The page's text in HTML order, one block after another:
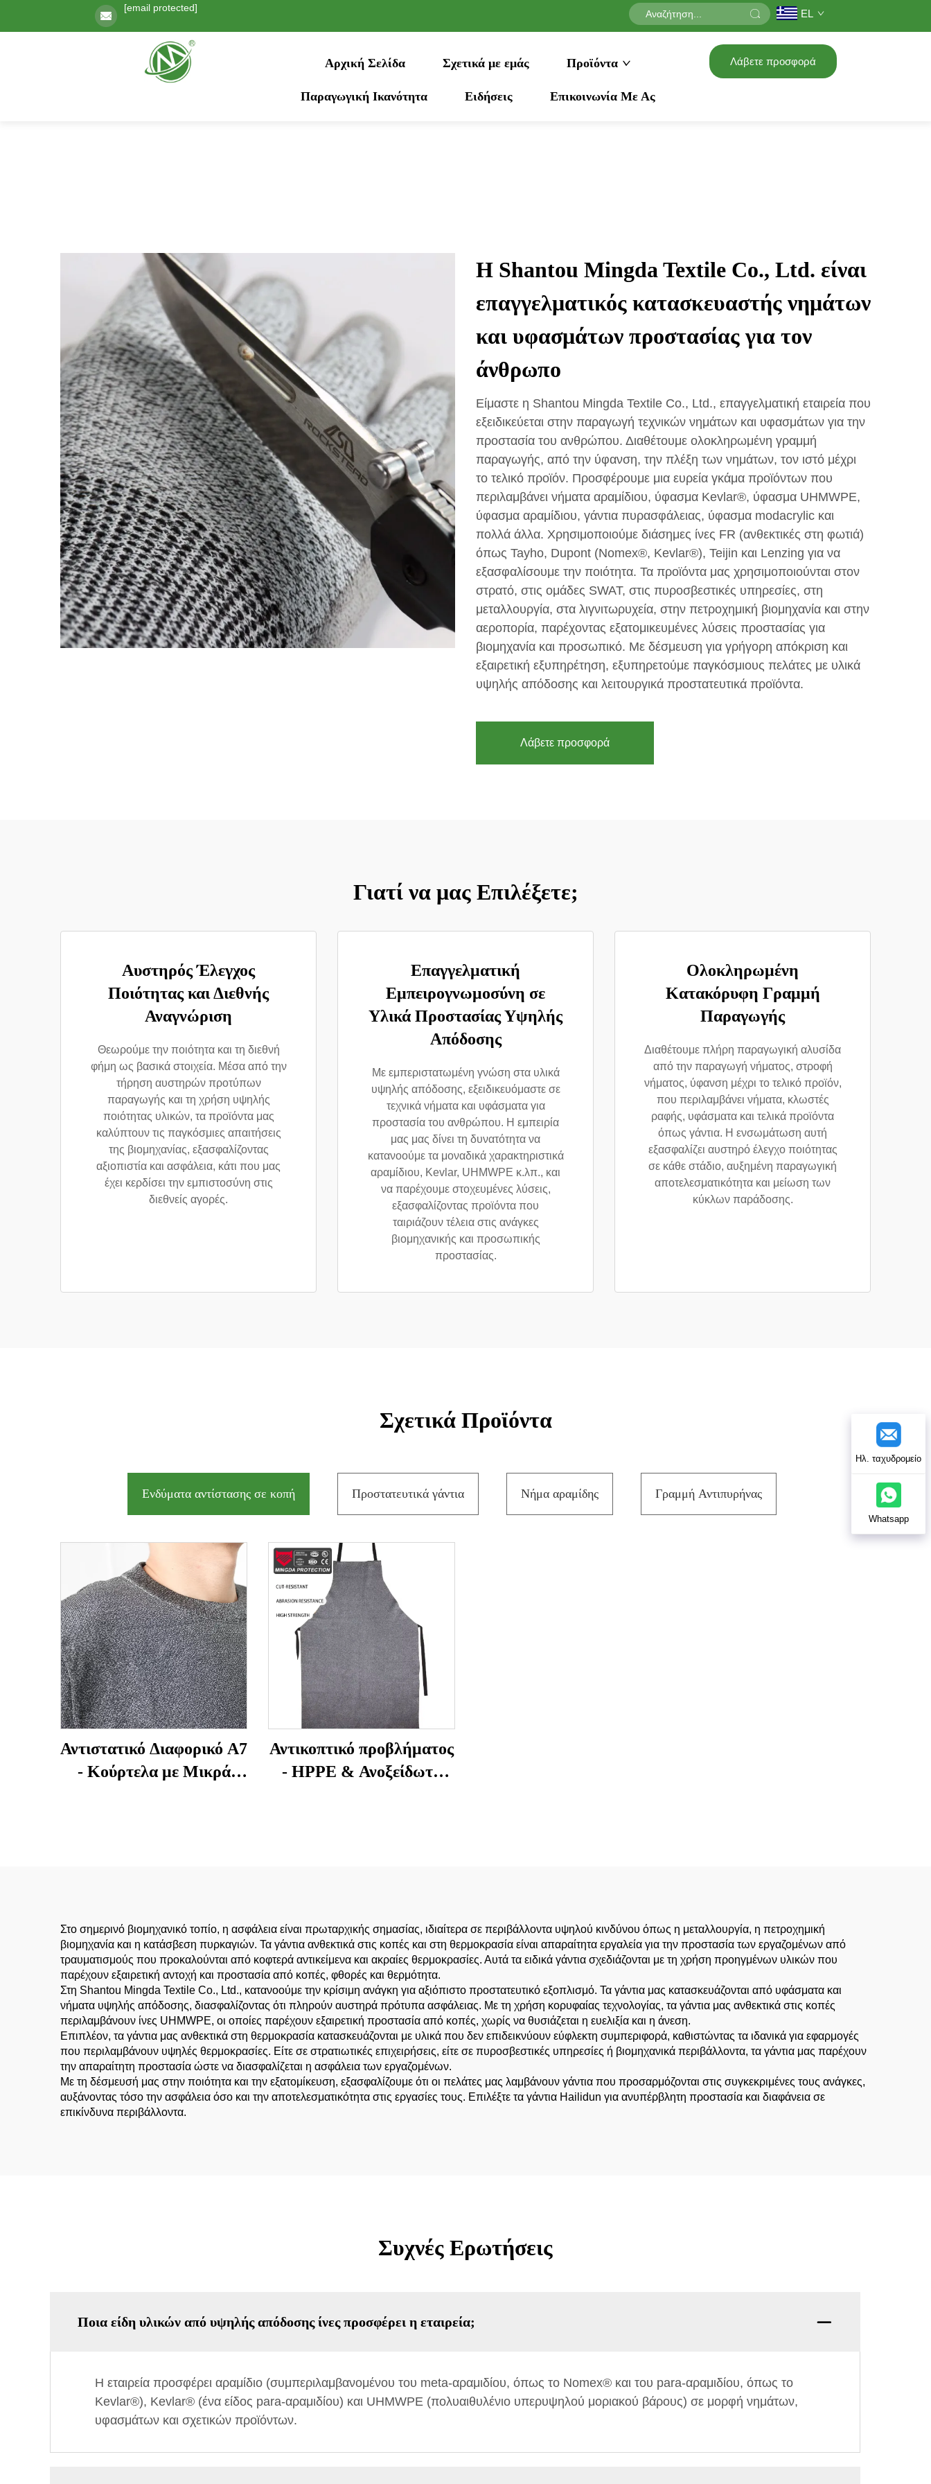
[email protected] EL
Αρχική Σελίδα Σχετικά με εμάς Προϊόντα
Παραγωγική Ικανότητα Ειδήσεις Επικοινωνία Με Ας
Λάβετε προσφορά
Η Shantou Mingda Textile Co., Ltd. είναι
επαγγελματικός κατασκευαστής νημάτων
και υφασμάτων προστασίας για τον
άνθρωπο
Είμαστε η Shantou Mingda Textile Co., Ltd., επαγγελματική εταιρεία που
εξειδικεύεται στην παραγωγή τεχνικών νημάτων και υφασμάτων για την
προστασία του ανθρώπου. Διαθέτουμε ολοκληρωμένη γραμμή
παραγωγής, από την ύφανση, την πλέξη των νημάτων, τον ιστό μέχρι
το τελικό προϊόν. Προσφέρουμε μια ευρεία γκάμα προϊόντων που
περιλαμβάνει νήματα αραμίδιου, ύφασμα Kevlar®, ύφασμα UHMWPE,
ύφασμα αραμίδιου, γάντια πυρασφάλειας, ύφασμα modacrylic και
πολλά άλλα. Χρησιμοποιούμε διάσημες ίνες FR (ανθεκτικές στη φωτιά)
όπως Tayho, Dupont (Nomex®, Kevlar®), Teijin και Lenzing για να
εξασφαλίσουμε την ποιότητα. Τα προϊόντα μας χρησιμοποιούνται στον
στρατό, στις ομάδες SWAT, στις πυροσβεστικές υπηρεσίες, στη
μεταλλουργία, στα λιγνιτωρυχεία, στην πετροχημική βιομηχανία και στην
αεροπορία, παρέχοντας εξατομικευμένες λύσεις προστασίας για
βιομηχανία και προσωπικό. Με δέσμευση για γρήγορη απόκριση και
εξαιρετική εξυπηρέτηση, εξυπηρετούμε παγκόσμιους πελάτες με υλικά
υψηλής απόδοσης και λειτουργικά προστατευτικά προϊόντα.
Λάβετε προσφορά
Γιατί να μας Επιλέξετε;
Αυστηρός Έλεγχος
Ποιότητας και Διεθνής
Αναγνώριση
Θεωρούμε την ποιότητα και τη διεθνή
φήμη ως βασικά στοιχεία. Μέσα από την
τήρηση αυστηρών προτύπων
παραγωγής και τη χρήση υψηλής
ποιότητας υλικών, τα προϊόντα μας
καλύπτουν τις παγκόσμιες απαιτήσεις
της βιομηχανίας, εξασφαλίζοντας
αξιοπιστία και ασφάλεια, κάτι που μας
έχει κερδίσει την εμπιστοσύνη στις
διεθνείς αγορές.
Επαγγελματική
Εμπειρογνωμοσύνη σε
Υλικά Προστασίας Υψηλής
Απόδοσης
Με εμπεριστατωμένη γνώση στα υλικά
υψηλής απόδοσης, εξειδικευόμαστε σε
τεχνικά νήματα και υφάσματα για
προστασία του ανθρώπου. Η εμπειρία
μας μας δίνει τη δυνατότητα να
κατανοούμε τα μοναδικά χαρακτηριστικά
αραμίδιου, Kevlar, UHMWPE κ.λπ., και
να παρέχουμε στοχευμένες λύσεις,
εξασφαλίζοντας προϊόντα που
ταιριάζουν τέλεια στις ανάγκες
βιομηχανικής και προσωπικής
προστασίας.
Ολοκληρωμένη
Κατακόρυφη Γραμμή
Παραγωγής
Διαθέτουμε πλήρη παραγωγική αλυσίδα
από την παραγωγή νήματος, στροφή
νήματος, ύφανση μέχρι το τελικό προϊόν,
που περιλαμβάνει νήματα, κλωστές
ραφής, υφάσματα και τελικά προϊόντα
όπως γάντια. Η ενσωμάτωση αυτή
εξασφαλίζει αυστηρό έλεγχο ποιότητας
σε κάθε στάδιο, αυξημένη παραγωγική
αποτελεσματικότητα και μείωση των
κύκλων παράδοσης.
Σχετικά Προϊόντα
Ενδύματα αντίστασης σε κοπή Προστατευτικά γάντια Νήμα αραμίδης Γραμμή Αντιπυρήνας
Αντιστατικό Διαφορικό Α7
- Κούρτελα με Μικρά
Αντικοπτικό προβλήματος
- HPPE & Ανοξείδωτο
Στο σημερινό βιομηχανικό τοπίο, η ασφάλεια είναι πρωταρχικής σημασίας, ιδιαίτερα σε περιβάλλοντα υψηλού κινδύνου όπως η μεταλλουργία, η πετροχημική
βιομηχανία και η κατάσβεση πυρκαγιών. Τα γάντια ανθεκτικά στις κοπές και στη θερμοκρασία είναι απαραίτητα εργαλεία για την προστασία των εργαζομένων από
τραυματισμούς που προκαλούνται από κοφτερά αντικείμενα και ακραίες θερμοκρασίες. Αυτά τα ειδικά γάντια σχεδιάζονται με τη χρήση προηγμένων υλικών που
παρέχουν εξαιρετική αντοχή και προστασία από κοπές, φθορές και θερμότητα.
Στη Shantou Mingda Textile Co., Ltd., κατανοούμε την κρίσιμη ανάγκη για αξιόπιστο προστατευτικό εξοπλισμό. Τα γάντια μας κατασκευάζονται από υφάσματα και
νήματα υψηλής απόδοσης, διασφαλίζοντας ότι πληρούν αυστηρά πρότυπα ασφάλειας. Με τη χρήση κορυφαίας τεχνολογίας, τα γάντια μας ανθεκτικά στις κοπές
περιλαμβάνουν ίνες UHMWPE, οι οποίες παρέχουν εξαιρετική προστασία από κοπές, χωρίς να θυσιάζεται η ευελιξία και η άνεση.
Επιπλέον, τα γάντια μας ανθεκτικά στη θερμοκρασία κατασκευάζονται με υλικά που δεν επιδεικνύουν εύφλεκτη συμπεριφορά, καθιστώντας τα ιδανικά για εφαρμογές
που περιλαμβάνουν υψηλές θερμοκρασίες. Είτε σε στρατιωτικές επιχειρήσεις, είτε σε πυροσβεστικές υπηρεσίες ή βιομηχανικά περιβάλλοντα, τα γάντια μας παρέχουν
την απαραίτητη προστασία ώστε να διασφαλίζεται η ασφάλεια των εργαζομένων.
Με τη δέσμευσή μας στην ποιότητα και την εξατομίκευση, εξασφαλίζουμε ότι οι πελάτες μας λαμβάνουν γάντια που προσαρμόζονται στις συγκεκριμένες τους ανάγκες,
αυξάνοντας τόσο την ασφάλεια όσο και την αποτελεσματικότητα στις εργασίες τους. Επιλέξτε τα γάντια Hailidun για ανυπέρβλητη προστασία και διαφάνεια σε
επικίνδυνα περιβάλλοντα.
Συχνές Ερωτήσεις
Ποια είδη υλικών από υψηλής απόδοσης ίνες προσφέρει η εταιρεία;
Η εταιρεία προσφέρει αραμίδιο (συμπεριλαμβανομένου του meta-αραμιδίου, όπως το Nomex® και του para-αραμιδίου, όπως το
Kevlar®), Kevlar® (ένα είδος para-αραμιδίου) και UHMWPE (πολυαιθυλένιο υπερυψηλού μοριακού βάρους) σε μορφή νημάτων,
υφασμάτων και σχετικών προϊόντων.
Ηλ. ταχυδρομείο
Whatsapp